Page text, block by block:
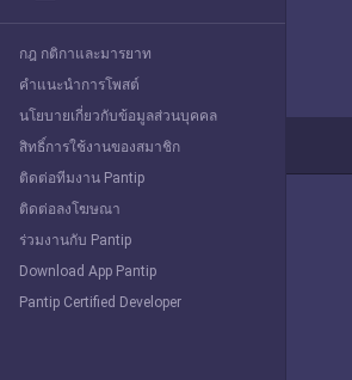
Explore
กฎ กติกาและมารยาท
คำแนะนำการโพสต์
นโยบายเกี่ยวกับข้อมูลส่วนบุคคล
สิทธิ์การใช้งานของสมาชิก
ติดต่อทีมงาน Pantip
ติดต่อลงโฆษณา
ร่วมงานกับ Pantip
Download App Pantip
Pantip Certified Developer